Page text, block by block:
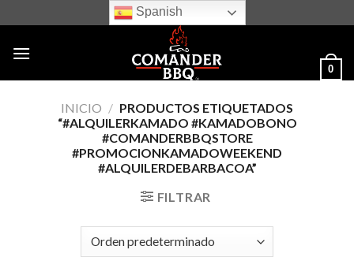
to
content
Spanish
0
INICIO / PRODUCTOS ETIQUETADOS
“#ALQUILERKAMADO #KAMADOBONO
#COMANDERBBQSTORE
#PROMOCIONKAMADOWEEKEND
#ALQUILERDEBARBACOA”
FILTRAR